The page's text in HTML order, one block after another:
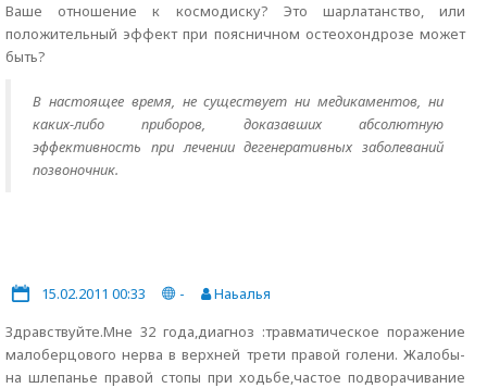
Ваше отношение к космодиску? Это шарлатанство, или
положительный эффект при поясничном остеохондрозе может
быть?
В настоящее время, не существует ни медикаментов, ни
каких-либо приборов, доказавших абсолютную
эффективность при лечении дегенеративных заболеваний
позвоночник.
15.02.2011 00:33 -
Наьалья
Здравствуйте.Мне 32 года,диагноз :травматическое поражение
малоберцового нерва в верхней трети правой голени. Жалобы-
на шлепанье правой стопы при ходьбе,частое подворачивание